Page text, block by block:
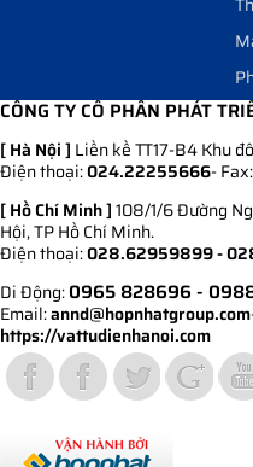
CÔNG TY CỔ PHẦN PHÁT
[ Hà Nội ] Liền kề TT17-B4 Khu
Điện thoại:024.22255666- Fax:
[ Hồ Chí Minh ]108/1/6 Đường
Hội, TP Hồ Chí Minh.
Điện thoại:028.62959899 -
Di Động:0965 828696 -
Email:annd@hopnhatgroup.com
https://vattudienhanoi.com